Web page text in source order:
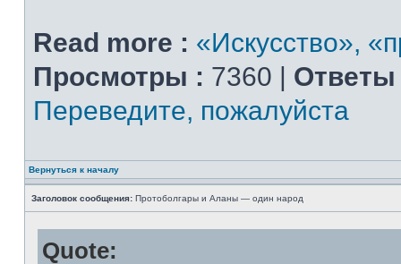
Read more : «Искусство»,
Просмотры : 7360 | Ответы
Переведите, пожалуйста
Вернуться к началу
Заголовок сообщения: Протоболгары и Аланы — один народ
Quote: